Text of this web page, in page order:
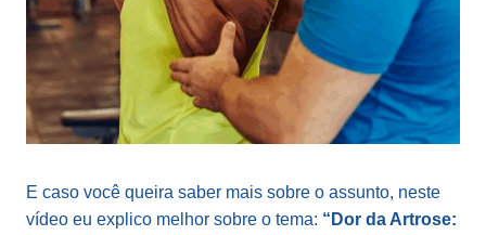
E caso você queira saber mais sobre o assunto, neste
vídeo eu explico melhor sobre o tema: “Dor da Artrose: